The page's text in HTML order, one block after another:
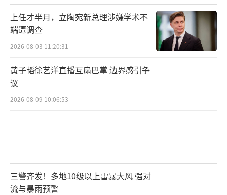
上任才半月，立陶宛新总理涉嫌学术不
端遭调查
2026-08-03 11:20:31
黄子韬徐艺洋直播互扇巴掌 边界感引争
议
2026-08-09 10:06:53
三警齐发！多地10级以上雷暴大风 强对
流与暴雨预警